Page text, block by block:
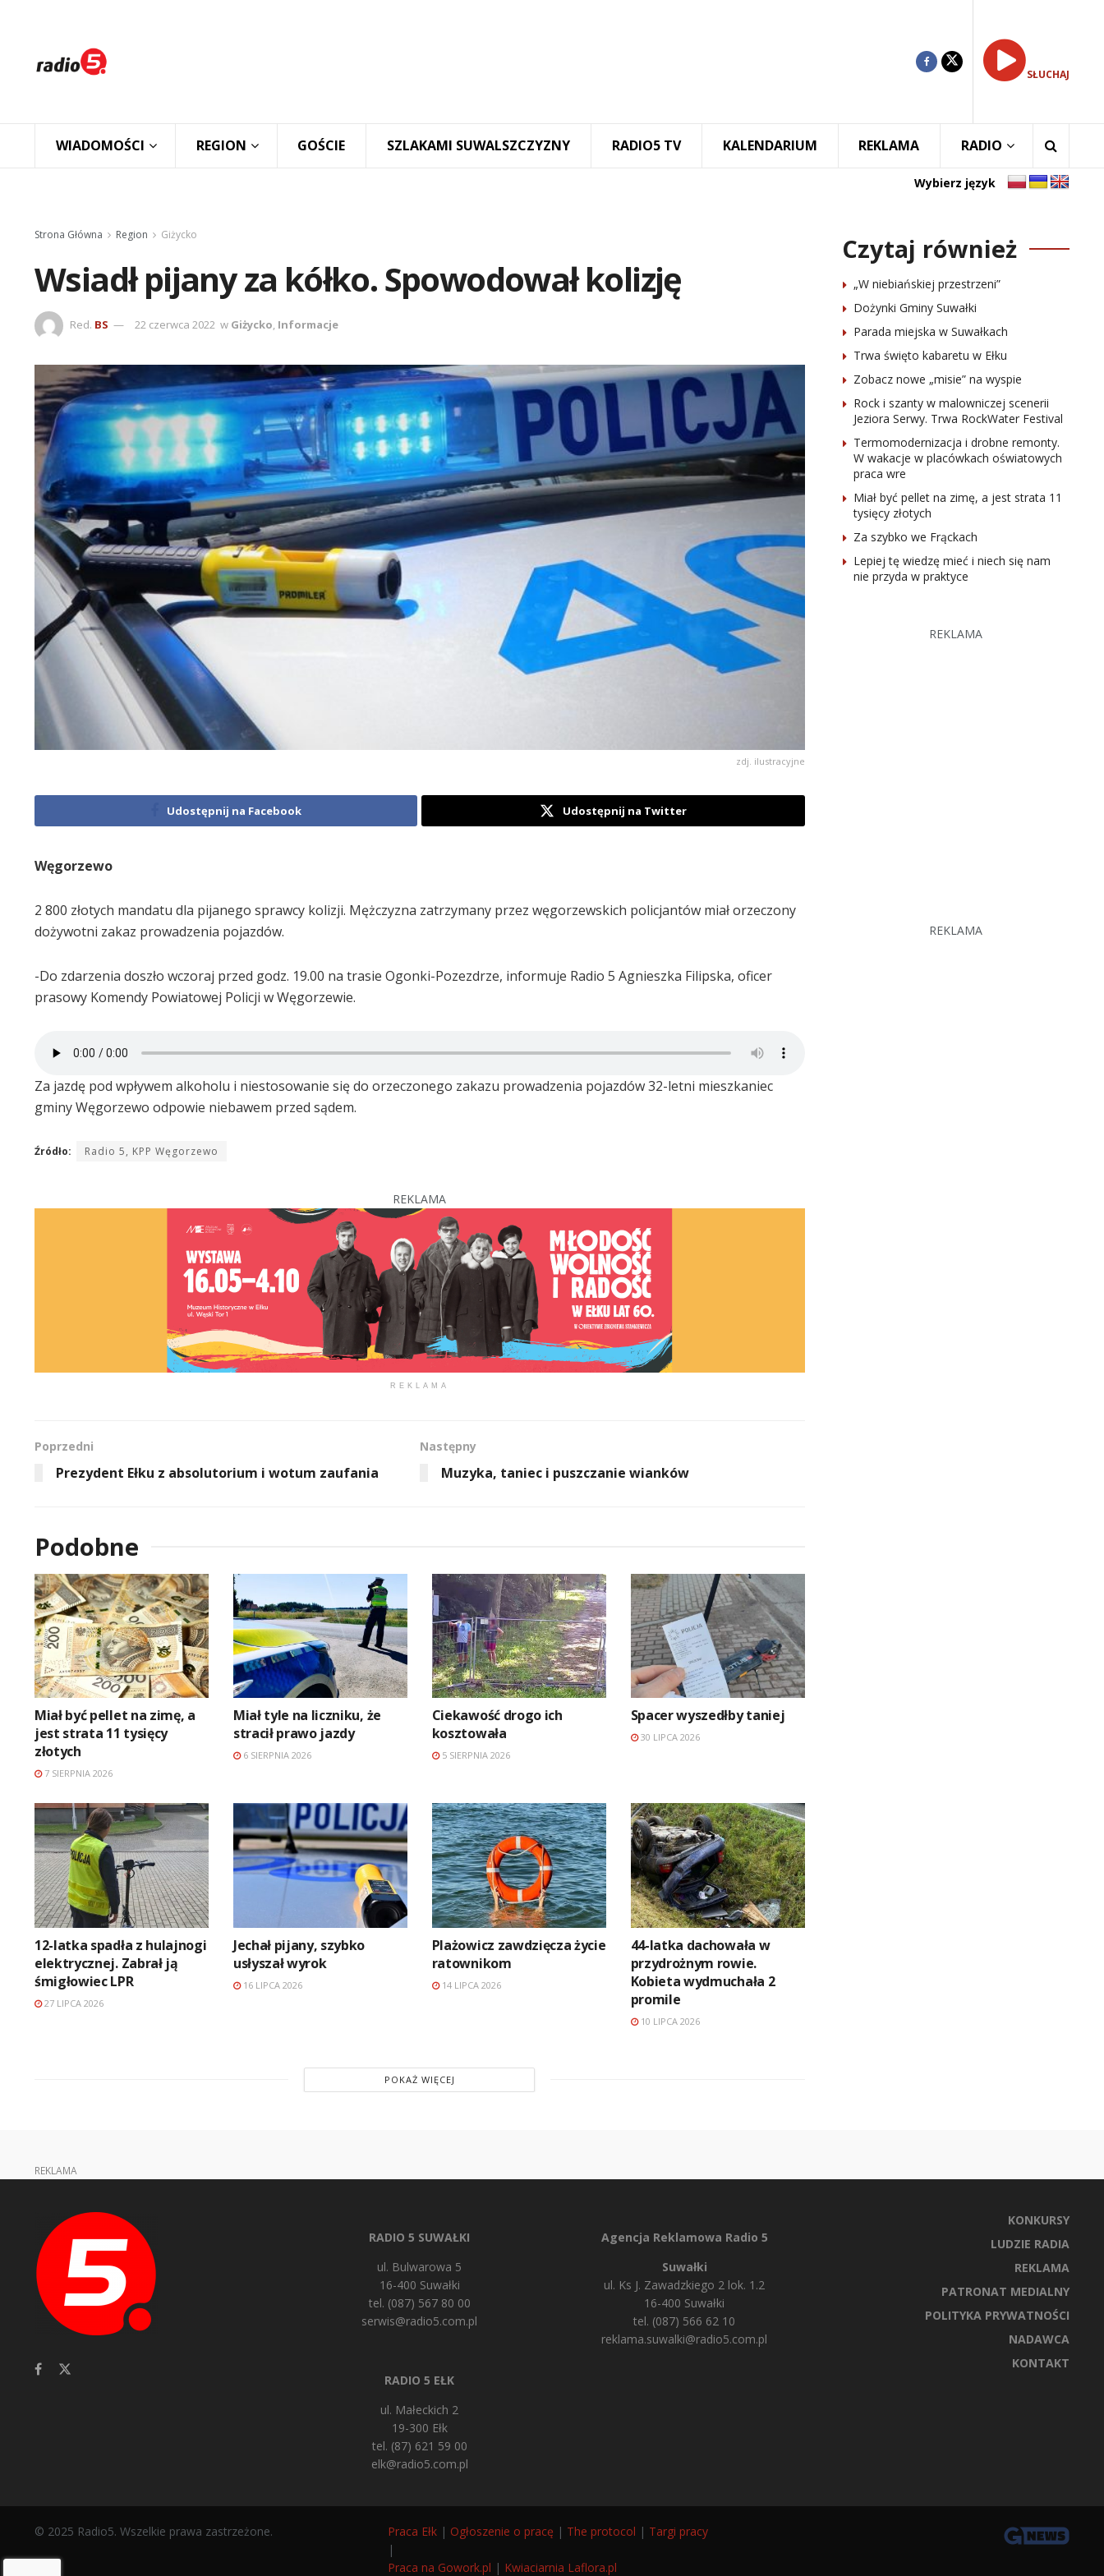
SŁUCHAJ
WIADOMOŚCI REGION GOŚCIE SZLAKAMI SUWALSZCZYZNY RADIO5 TV KALENDARIUM REKLAMA RADIO
Wybierz język
Strona Główna Region Giżycko
Wsiadł pijany za kółko. Spowodował kolizję
Red. BS 22 czerwca 2022 w Giżycko, Informacje
zdj. ilustracyjne
Udostępnij na Facebook Udostępnij na Twitter
Węgorzewo
2 800 złotych mandatu dla pijanego sprawcy kolizji. Mężczyzna zatrzymany przez węgorzewskich policjantów miał orzeczony
dożywotni zakaz prowadzenia pojazdów.
-Do zdarzenia doszło wczoraj przed godz. 19.00 na trasie Ogonki-Pozezdrze, informuje Radio 5 Agnieszka Filipska, oficer
prasowy Komendy Powiatowej Policji w Węgorzewie.
Za jazdę pod wpływem alkoholu i niestosowanie się do orzeczonego zakazu prowadzenia pojazdów 32-letni mieszkaniec
gminy Węgorzewo odpowie niebawem przed sądem.
Źródło: Radio 5, KPP Węgorzewo
REKLAMA
REKLAMA
Poprzedni
Prezydent Ełku z absolutorium i wotum zaufania
Następny
Muzyka, taniec i puszczanie wianków
Podobne
Miał być pellet na zimę, a
jest strata 11 tysięcy
złotych
7 SIERPNIA 2026
Miał tyle na liczniku, że
stracił prawo jazdy
6 SIERPNIA 2026
Ciekawość drogo ich
kosztowała
5 SIERPNIA 2026
Spacer wyszedłby taniej
30 LIPCA 2026
12-latka spadła z hulajnogi
elektrycznej. Zabrał ją
śmigłowiec LPR
27 LIPCA 2026
Jechał pijany, szybko
usłyszał wyrok
16 LIPCA 2026
Plażowicz zawdzięcza życie
ratownikom
14 LIPCA 2026
44-latka dachowała w
przydrożnym rowie.
Kobieta wydmuchała 2
promile
10 LIPCA 2026
POKAŻ WIĘCEJ
Czytaj również
„W niebiańskiej przestrzeni”
Dożynki Gminy Suwałki
Parada miejska w Suwałkach
Trwa święto kabaretu w Ełku
Zobacz nowe „misie” na wyspie
Rock i szanty w malowniczej scenerii
Jeziora Serwy. Trwa RockWater Festival
Termomodernizacja i drobne remonty.
W wakacje w placówkach oświatowych
praca wre
Miał być pellet na zimę, a jest strata 11
tysięcy złotych
Za szybko we Frąckach
Lepiej tę wiedzę mieć i niech się nam
nie przyda w praktyce
REKLAMA
REKLAMA
REKLAMA
RADIO 5 SUWAŁKI
ul. Bulwarowa 5
16-400 Suwałki
tel. (087) 567 80 00
serwis@radio5.com.pl
RADIO 5 EŁK
ul. Małeckich 2
19-300 Ełk
tel. (87) 621 59 00
elk@radio5.com.pl
Agencja Reklamowa Radio 5
Suwałki
ul. Ks J. Zawadzkiego 2 lok. 1.2
16-400 Suwałki
tel. (087) 566 62 10
reklama.suwalki@radio5.com.pl
KONKURSY
LUDZIE RADIA
REKLAMA
PATRONAT MEDIALNY
POLITYKA PRYWATNOŚCI
NADAWCA
KONTAKT
© 2025 Radio5. Wszelkie prawa zastrzeżone. Praca Ełk | Ogłoszenie o pracę | The protocol | Targi pracy
|
Praca na Gowork.pl | Kwiaciarnia Laflora.pl